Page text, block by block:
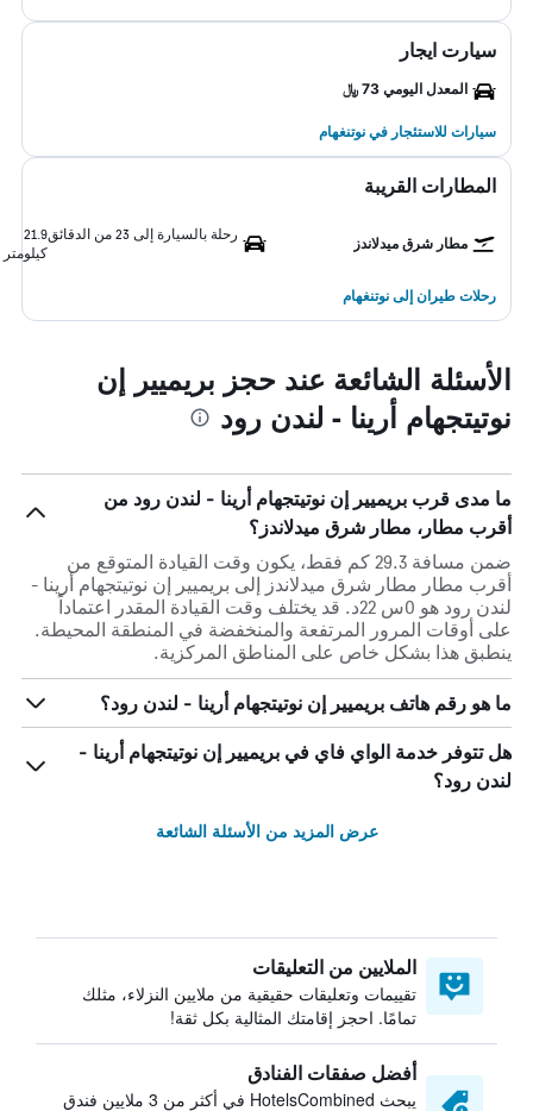
سيارت ايجار
المعدل اليومي 73 ﷼
سيارات للاستئجار في نوتنغهام
المطارات القريبة
مطار شرق ميدلاندز
رحلة بالسيارة إلى 23 من الدقائق
21.9
كيلومتر
رحلات طيران إلى نوتنغهام
الأسئلة الشائعة عند حجز بريميير إن
نوتيتجهام أرينا - لندن رود
ما مدى قرب بريميير إن نوتيتجهام أرينا - لندن رود من
أقرب مطار، مطار شرق ميدلاندز؟
ضمن مسافة 29.3 كم فقط، يكون وقت القيادة المتوقع من
أقرب مطار مطار شرق ميدلاندز إلى بريميير إن نوتيتجهام أرينا -
لندن رود هو 0س 22د. قد يختلف وقت القيادة المقدر اعتماداً
على أوقات المرور المرتفعة والمنخفضة في المنطقة المحيطة.
ينطبق هذا بشكل خاص على المناطق المركزية.
ما هو رقم هاتف بريميير إن نوتيتجهام أرينا - لندن رود؟
هل تتوفر خدمة الواي فاي في بريميير إن نوتيتجهام أرينا -
لندن رود؟
عرض المزيد من الأسئلة الشائعة
الملايين من التعليقات
تقييمات وتعليقات حقيقية من ملايين النزلاء، مثلك
تمامًا. احجز إقامتك المثالية بكل ثقة!
أفضل صفقات الفنادق
يبحث HotelsCombined في أكثر من 3 ملايين فندق